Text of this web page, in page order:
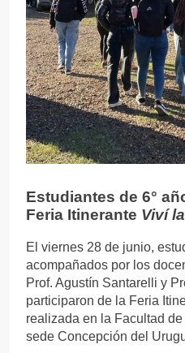
Estudiantes de 6°
Feria Itinerante Viví
El viernes 28 de junio,
acompañados por los
Prof. Agustín Santarelli y
participaron de la Feria
realizada en la Facultad
sede Concepción del